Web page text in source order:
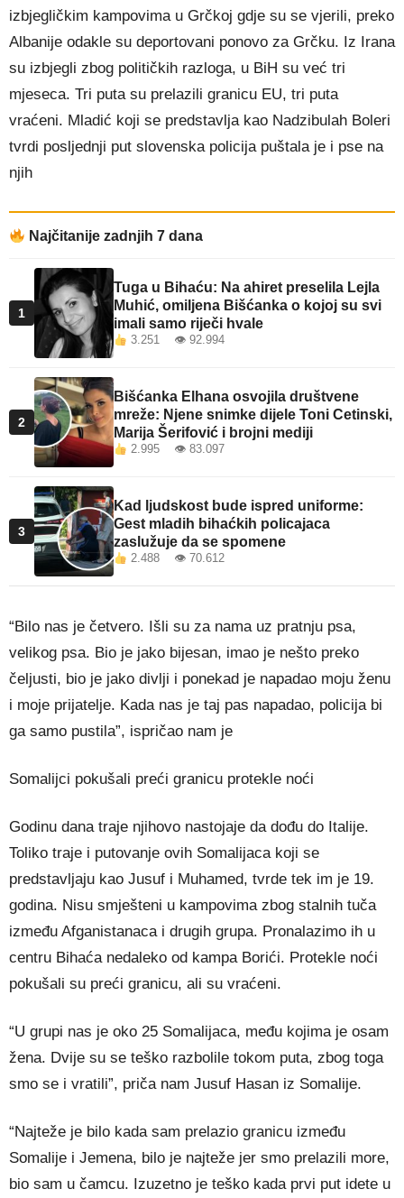
izbjegličkim kampovima u Grčkoj gdje su se vjerili, preko
Albanije odakle su deportovani ponovo za Grčku. Iz Irana
su izbjegli zbog političkih razloga, u BiH su već tri
mjeseca. Tri puta su prelazili granicu EU, tri puta
vraćeni. Mladić koji se predstavlja kao Nadzibulah Boleri
tvrdi posljednji put slovenska policija puštala je i pse na
njih
Najčitanije zadnjih 7 dana
1
Tuga u Bihaću: Na ahiret preselila Lejla
Muhić, omiljena Bišćanka o kojoj su svi
imali samo riječi hvale
3.251 👁 92.994
2
Bišćanka Elhana osvojila društvene
mreže: Njene snimke dijele Toni Cetinski,
Marija Šerifović i brojni mediji
2.995 👁 83.097
3
Kad ljudskost bude ispred uniforme:
Gest mladih bihaćkih policajaca
zaslužuje da se spomene
2.488 👁 70.612
“Bilo nas je četvero. Išli su za nama uz pratnju psa,
velikog psa. Bio je jako bijesan, imao je nešto preko
čeljusti, bio je jako divlji i ponekad je napadao moju ženu
i moje prijatelje. Kada nas je taj pas napadao, policija bi
ga samo pustila”, ispričao nam je
Somalijci pokušali preći granicu protekle noći
Godinu dana traje njihovo nastojaje da dođu do Italije.
Toliko traje i putovanje ovih Somalijaca koji se
predstavljaju kao Jusuf i Muhamed, tvrde tek im je 19.
godina. Nisu smješteni u kampovima zbog stalnih tuča
između Afganistanaca i drugih grupa. Pronalazimo ih u
centru Bihaća nedaleko od kampa Borići. Protekle noći
pokušali su preći granicu, ali su vraćeni.
“U grupi nas je oko 25 Somalijaca, među kojima je osam
žena. Dvije su se teško razbolile tokom puta, zbog toga
smo se i vratili”, priča nam Jusuf Hasan iz Somalije.
“Najteže je bilo kada sam prelazio granicu između
Somalije i Jemena, bilo je najteže jer smo prelazili more,
bio sam u čamcu. Izuzetno je teško kada prvi put idete u